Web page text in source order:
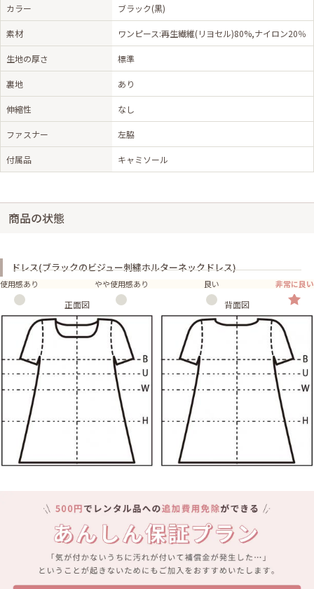
カラー ブラック(黒)
素材 ワンピース:再生繊維(リヨセル)80%,ナイロン20％
生地の厚さ 標準
裏地 あり
伸縮性 なし
ファスナー 左脇
付属品 キャミソール
商品の状態
ドレス(ブラックのビジュー刺繍ホルターネックドレス)
使用感あり やや使用感あり 良い 非常に良い
正面図 背面図